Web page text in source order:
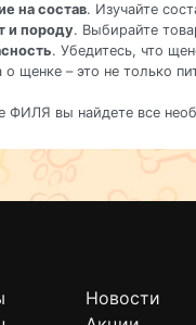
на состав. Изучайте
и породу. Выбирайте
. Убедитесь, что
о щенке – это не только
ФИЛЯ вы найдете все
Новости